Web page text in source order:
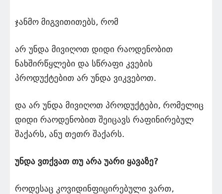
ჯანმო მიგვითითებს, რომ
არ უნდა მივიღოთ დიდი რაოდენობით
ნახშირწყლები და სწრაფი კვების
პროდუქტებით არ უნდა ვიკვებოთ.
და არ უნდა მივიღოთ პროდუქტები, რომელიც
დიდი რაოდენობით შეიცავს რაფინირებულ
შაქარს, ანუ თეთრ შაქარს.
უნდა ვთქვათ თუ არა უარი ყავაზე?
როდესაც კოვიდინფიცირებული ვართ,